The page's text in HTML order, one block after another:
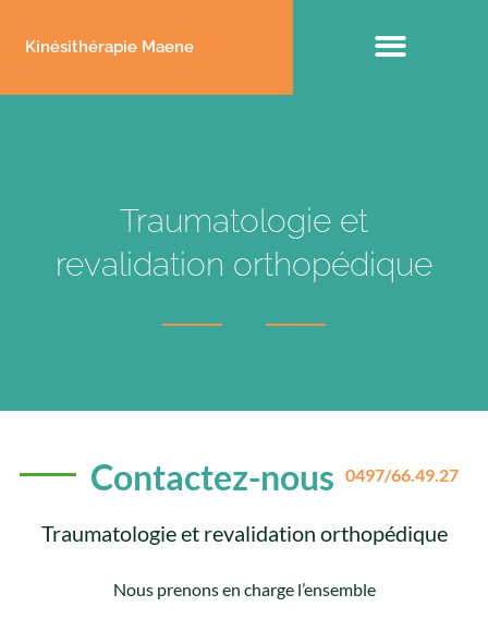
Kinésithérapie Maene
Traumatologie et
revalidation orthopédique
Contactez-nous 0497/66.49.27
Traumatologie et revalidation orthopédique
Nous prenons en charge l’ensemble